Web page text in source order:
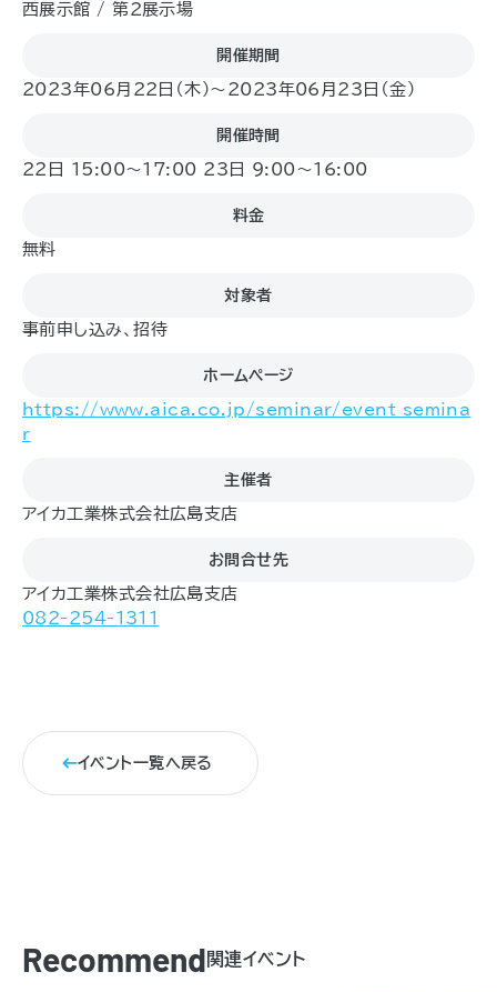
西展示館 / 第2展示場
開催期間
2023年06月22日（木)〜2023年06月23日（金)
開催時間
22日 15:00～17:00 23日 9:00～16:00
料金
無料
対象者
事前申し込み、招待
ホームページ
https://www.aica.co.jp/seminar/event_semina
r
主催者
アイカ工業株式会社広島支店
お問合せ先
アイカ工業株式会社広島支店
082-254-1311
イベント一覧へ戻る
Recommend関連イベント